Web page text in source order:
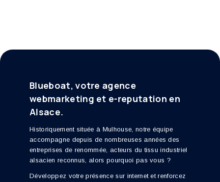
Blueboat, votre agence
webmarketing et e-reputation en
Alsace.
Historiquement située à Mulhouse, notre équipe
accompagne depuis de nombreuses années des
entreprises de renommée, acteurs du tissu industriel
alsacien reconnus, alors pourquoi pas vous ?
Développez votre présence sur internet et renforcez